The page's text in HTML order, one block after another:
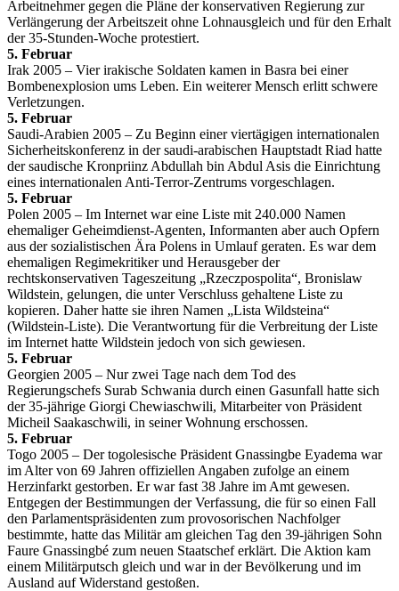
Arbeitnehmer gegen die Pläne der konservativen Regierung zur
Verlängerung der Arbeitszeit ohne Lohnausgleich und für den Erhalt
der 35-Stunden-Woche protestiert.
5. Februar
Irak 2005 – Vier irakische Soldaten kamen in Basra bei einer
Bombenexplosion ums Leben. Ein weiterer Mensch erlitt schwere
Verletzungen.
5. Februar
Saudi-Arabien 2005 – Zu Beginn einer viertägigen internationalen
Sicherheitskonferenz in der saudi-arabischen Hauptstadt Riad hatte
der saudische Kronpriinz Abdullah bin Abdul Asis die Einrichtung
eines internationalen Anti-Terror-Zentrums vorgeschlagen.
5. Februar
Polen 2005 – Im Internet war eine Liste mit 240.000 Namen
ehemaliger Geheimdienst-Agenten, Informanten aber auch Opfern
aus der sozialistischen Ära Polens in Umlauf geraten. Es war dem
ehemaligen Regimekritiker und Herausgeber der
rechtskonservativen Tageszeitung „Rzeczpospolita“, Bronislaw
Wildstein, gelungen, die unter Verschluss gehaltene Liste zu
kopieren. Daher hatte sie ihren Namen „Lista Wildsteina“
(Wildstein-Liste). Die Verantwortung für die Verbreitung der Liste
im Internet hatte Wildstein jedoch von sich gewiesen.
5. Februar
Georgien 2005 – Nur zwei Tage nach dem Tod des
Regierungschefs Surab Schwania durch einen Gasunfall hatte sich
der 35-jährige Giorgi Chewiaschwili, Mitarbeiter von Präsident
Micheil Saakaschwili, in seiner Wohnung erschossen.
5. Februar
Togo 2005 – Der togolesische Präsident Gnassingbe Eyadema war
im Alter von 69 Jahren offiziellen Angaben zufolge an einem
Herzinfarkt gestorben. Er war fast 38 Jahre im Amt gewesen.
Entgegen der Bestimmungen der Verfassung, die für so einen Fall
den Parlamentspräsidenten zum provosorischen Nachfolger
bestimmte, hatte das Militär am gleichen Tag den 39-jährigen Sohn
Faure Gnassingbé zum neuen Staatschef erklärt. Die Aktion kam
einem Militärputsch gleich und war in der Bevölkerung und im
Ausland auf Widerstand gestoßen.